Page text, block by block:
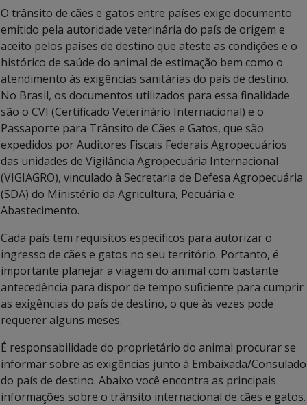
O trânsito de cães e gatos entre países exige documento
emitido pela autoridade veterinária do país de origem e
aceito pelos países de destino que ateste as condições e o
histórico de saúde do animal de estimação bem como o
atendimento às exigências sanitárias do país de destino.
No Brasil, os documentos utilizados para essa finalidade
são o CVI (Certificado Veterinário Internacional) e o
Passaporte para Trânsito de Cães e Gatos, que são
expedidos por Auditores Fiscais Federais Agropecuários
das unidades de Vigilância Agropecuária Internacional
(VIGIAGRO), vinculado à Secretaria de Defesa Agropecuária
(SDA) do Ministério da Agricultura, Pecuária e
Abastecimento.
Cada país tem requisitos específicos para autorizar o
ingresso de cães e gatos no seu território. Portanto, é
importante planejar a viagem do animal com bastante
antecedência para dispor de tempo suficiente para cumprir
as exigências do país de destino, o que às vezes pode
requerer alguns meses.
É responsabilidade do proprietário do animal procurar se
informar sobre as exigências junto à Embaixada/Consulado
do país de destino. Abaixo você encontra as principais
informações sobre o trânsito internacional de cães e gatos.